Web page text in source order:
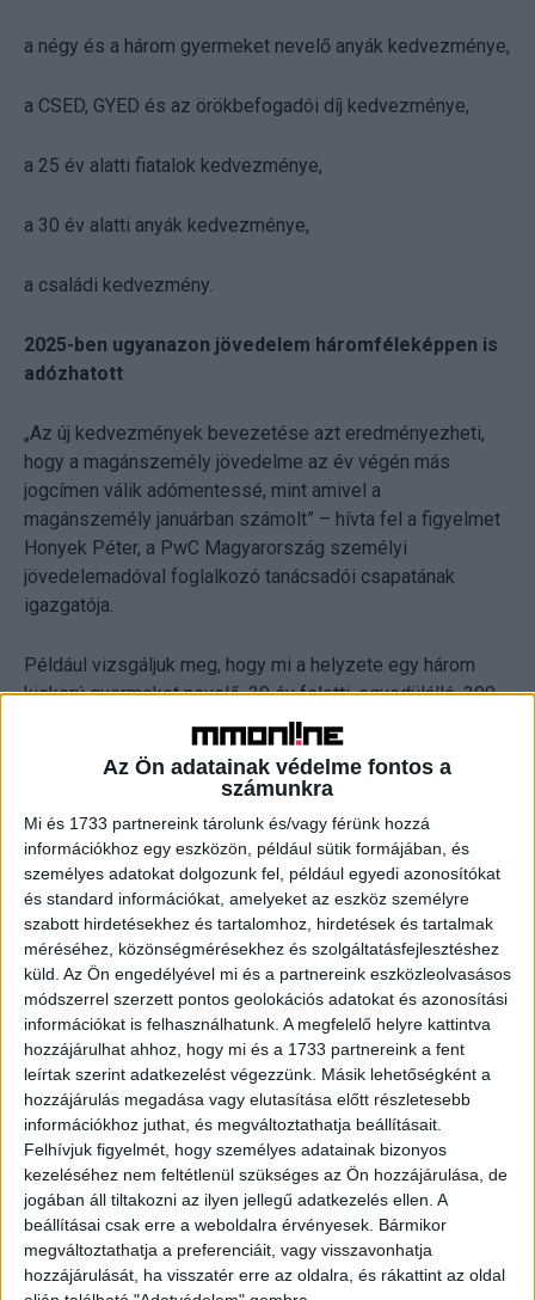
Az Ön adatainak védelme fontos a
számunkra
Mi és 1733 partnereink tárolunk és/vagy férünk hozzá
információkhoz egy eszközön, például sütik formájában, és
személyes adatokat dolgozunk fel, például egyedi azonosítókat
és standard információkat, amelyeket az eszköz személyre
szabott hirdetésekhez és tartalomhoz, hirdetések és tartalmak
méréséhez, közönségmérésekhez és szolgáltatásfejlesztéshez
küld. Az Ön engedélyével mi és a partnereink eszközleolvasásos
módszerrel szerzett pontos geolokációs adatokat és azonosítási
információkat is felhasználhatunk. A megfelelő helyre kattintva
hozzájárulhat ahhoz, hogy mi és a 1733 partnereink a fent
leírtak szerint adatkezelést végezzünk. Másik lehetőségként a
hozzájárulás megadása vagy elutasítása előtt részletesebb
információkhoz juthat, és megváltoztathatja beállításait.
Felhívjuk figyelmét, hogy személyes adatainak bizonyos
kezeléséhez nem feltétlenül szükséges az Ön hozzájárulása, de
jogában áll tiltakozni az ilyen jellegű adatkezelés ellen. A
beállításai csak erre a weboldalra érvényesek. Bármikor
megváltoztathatja a preferenciáit, vagy visszavonhatja
hozzájárulását, ha visszatér erre az oldalra, és rákattint az oldal
a négy és a három gyermeket nevelő anyák kedvezménye,
a CSED, GYED és az örökbefogadói díj kedvezménye,
a 25 év alatti fiatalok kedvezménye,
a 30 év alatti anyák kedvezménye,
a családi kedvezmény.
2025-ben ugyanazon jövedelem háromféleképpen is
adózhatott
„Az új kedvezmények bevezetése azt eredményezheti,
hogy a magánszemély jövedelme az év végén más
jogcímen válik adómentessé, mint amivel a
magánszemély januárban számolt” – hívta fel a figyelmet
Honyek Péter, a PwC Magyarország személyi
jövedelemadóval foglalkozó tanácsadói csapatának
igazgatója.
Például vizsgáljuk meg, hogy mi a helyzete egy három
kiskorú gyermeket nevelő, 30 év feletti, egyedülálló, 300
ezer forint GYED mellett havi 700 ezer forint munkabért
kereső édesanyának.
után is kell szja-t fizetnie, mégpedig 150 000 Ft-ot, amit a
három gyermek után járó családi kedvezmény 99 000 Ft-
tal csökkentett.
Júliustól a GYED-et egy adóalap-kedvezmény
mentesítette az adózás alól, így az anyának csak a
fennmaradó 700 ezer forint jövedelme volt szja-köteles,
ami 105 ezer forint. Emellett a családi kedvezmény is a
másfélszeresére emelkedett, így az három gyermek után
már 148 500 Ft adómegtakarítást biztosított. A 105 ezer
forint szja-terhet meghaladó 43 500 Ft-ot az anya
járulékkedvezményként vehette igénybe.
De nem az év végéig, mivel októbertől az érintett
jogosulttá vált a háromgyermekes anyák kedvezményére,
amelyet előbb kell érvényesíteni, mint a GYED